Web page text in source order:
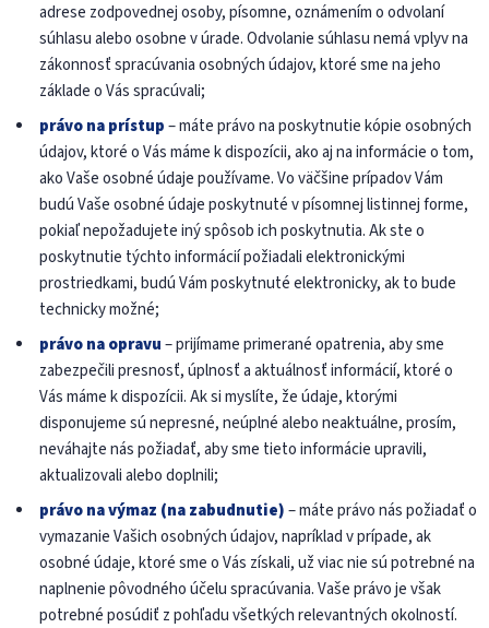
adrese zodpovednej osoby, písomne, oznámením o odvolaní
súhlasu alebo osobne v úrade. Odvolanie súhlasu nemá vplyv na
zákonnosť spracúvania osobných údajov, ktoré sme na jeho
základe o Vás spracúvali;
právo na prístup– máte právo na poskytnutie kópie osobných
údajov, ktoré o Vás máme k dispozícii, ako aj na informácie o tom,
ako Vaše osobné údaje používame. Vo väčšine prípadov Vám
budú Vaše osobné údaje poskytnuté v písomnej listinnej forme,
pokiaľ nepožadujete iný spôsob ich poskytnutia. Ak ste o
poskytnutie týchto informácií požiadali elektronickými
prostriedkami, budú Vám poskytnuté elektronicky, ak to bude
technicky možné;
právo na opravu– prijímame primerané opatrenia, aby sme
zabezpečili presnosť, úplnosť a aktuálnosť informácií, ktoré o
Vás máme k dispozícii. Ak si myslíte, že údaje, ktorými
disponujeme sú nepresné, neúplné alebo neaktuálne, prosím,
neváhajte nás požiadať, aby sme tieto informácie upravili,
aktualizovali alebo doplnili;
právo na výmaz (na zabudnutie)– máte právo nás požiadať o
vymazanie Vašich osobných údajov, napríklad v prípade, ak
osobné údaje, ktoré sme o Vás získali, už viac nie sú potrebné na
naplnenie pôvodného účelu spracúvania. Vaše právo je však
potrebné posúdiť z pohľadu všetkých relevantných okolností.